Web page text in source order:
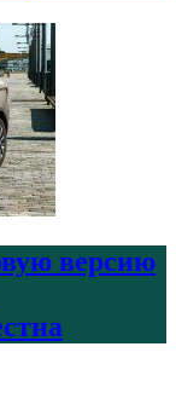
версию